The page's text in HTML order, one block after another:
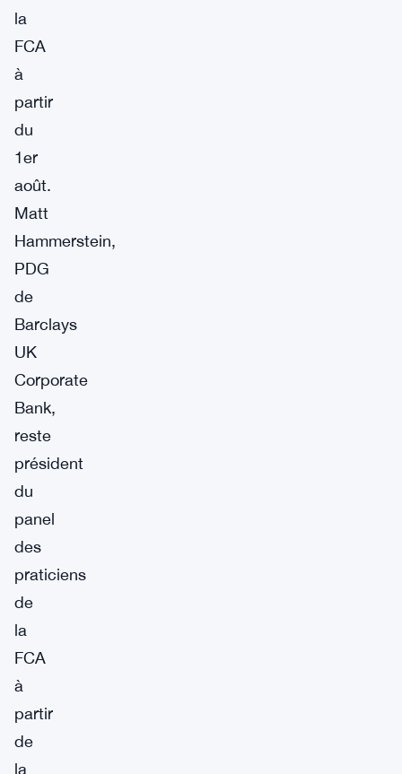
la
FCA
à
partir
du
1er
août.
Matt
Hammerstein,
PDG
de
Barclays
UK
Corporate
Bank,
reste
président
du
panel
des
praticiens
de
la
FCA
à
partir
de
la